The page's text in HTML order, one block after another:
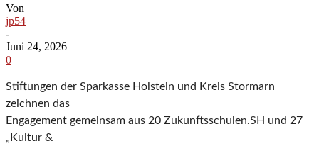
Von
jp54
-
Juni 24, 2026
0
Stiftungen der Sparkasse Holstein und Kreis Stormarn
zeichnen das
Engagement gemeinsam aus 20 Zukunftsschulen.SH und 27
„Kultur &